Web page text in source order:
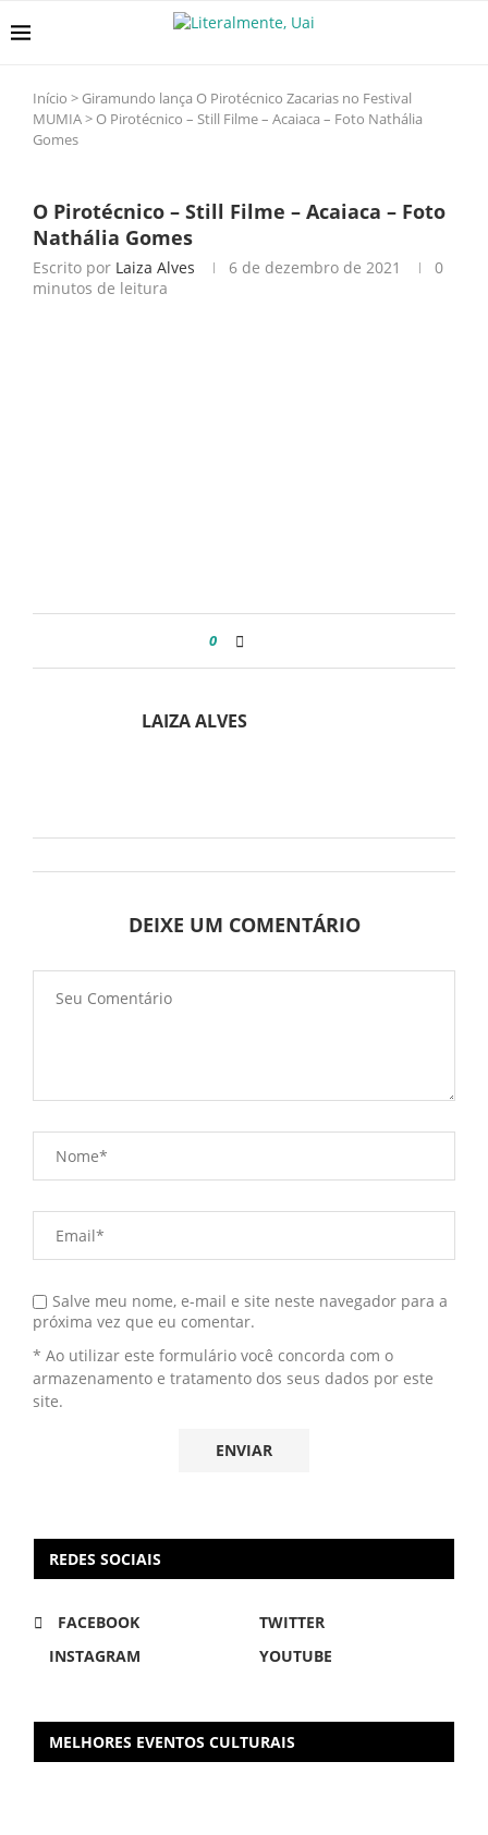
Início > Giramundo lança O Pirotécnico Zacarias no Festival
MUMIA> O Pirotécnico – Still Filme – Acaiaca – Foto Nathália
Gomes
O Pirotécnico – Still Filme – Acaiaca – Foto
Nathália Gomes
Escrito por Laiza Alves 6 de dezembro de 2021
0
minutos de leitura
0
LAIZA ALVES
DEIXE UM COMENTÁRIO
Salve meu nome, e-mail e site neste navegador para a
próxima vez que eu comentar.
* Ao utilizar este formulário você concorda com o
armazenamento e tratamento dos seus dados por este
site.
REDES SOCIAIS
FACEBOOK
TWITTER
INSTAGRAM
YOUTUBE
MELHORES EVENTOS CULTURAIS